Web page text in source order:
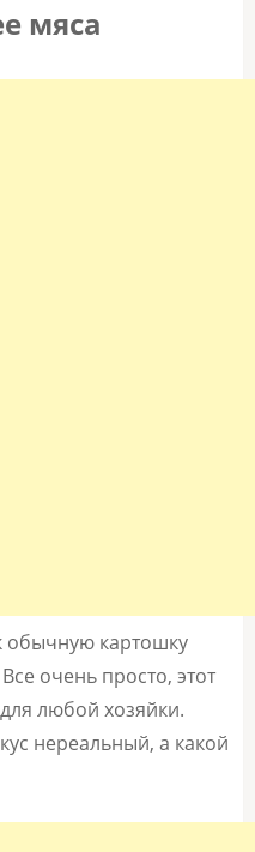
мяса
обычную картошку
очень просто, этот
любой хозяйки.
нереальный, а какой